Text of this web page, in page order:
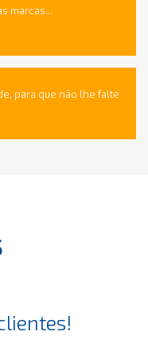
marcas...
para que não lhe falte